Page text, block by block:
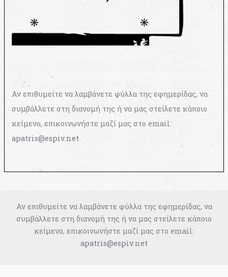
Αν επιθυμείτε να λαμβάνετε φύλλα της εφημερίδας, να
συμβάλλετε στη διανομή της ή να μας στείλετε κάποιο
κείμενο, επικοινωνήστε μαζί μας στο email:
apatris@espiv.net
Αν επιθυμείτε να λαμβάνετε φύλλα της εφημερίδας, να
συμβάλλετε στη διανομή της ή να μας στείλετε κάποιο
κείμενο, επικοινωνήστε μαζί μας στο email:
apatris@espiv.net